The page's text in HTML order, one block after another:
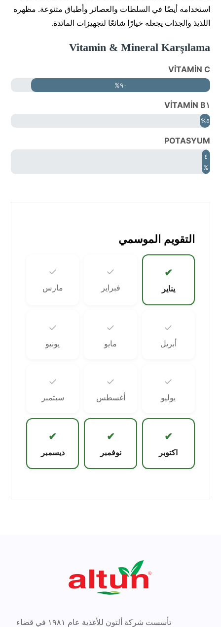
استخدامه أيضًا في السلطات والعصائر وأطباق متنوعة. مظهره
اللذيذ والجذاب يجعله خيارًا شائعًا لتجهيزات المائدة.
Vitamin & Mineral Karşılama
VİTAMİN C
٩٠%
VİTAMİN B١
٥%
POTASYUM
٤
%
التقويم الموسمي
✔
يناير
✓
فبراير
✓
مارس
✓
أبريل
✓
مايو
✓
يونيو
✓
يوليو
✓
أغسطس
✓
سبتمبر
✔
اكتوبر
✔
نوفمبر
✔
ديسمبر
تأسست شركة ألتون للأغذية عام ١٩٨١ في قضاء